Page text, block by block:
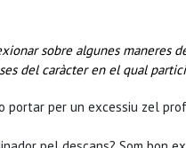
sobre algunes maneres
del caràcter en el qual
portar per un excessiu zel